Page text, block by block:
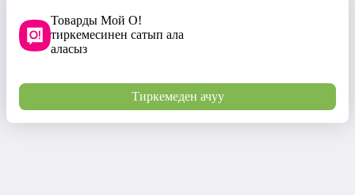
Товарды Мой О!
тиркемесинен сатып ала
аласыз
Тиркемеден ачуу